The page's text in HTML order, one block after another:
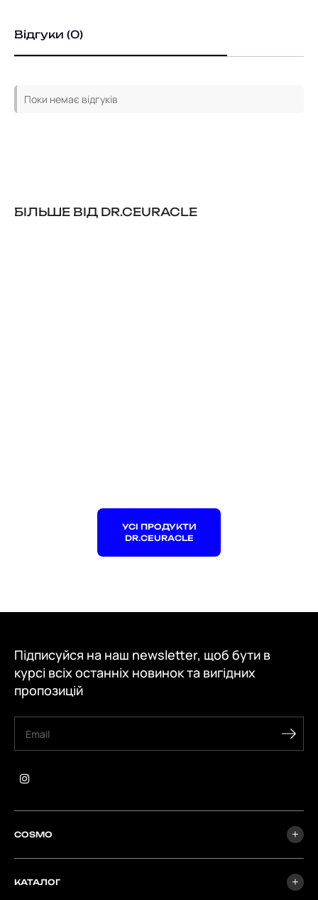
Відгуки (0)
Поки немає відгуків
БІЛЬШЕ ВІД DR.CEURACLE
УСІ ПРОДУКТИ
DR.CEURACLE
Підписуйся на наш newsletter, щоб бути в
курсі всіх останніх новинок та вигідних
пропозицій
COSMO
КАТАЛОГ